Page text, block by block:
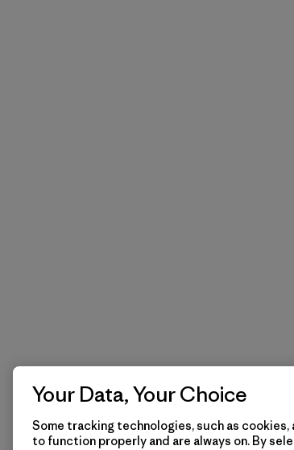
Your Data, Your Choice
Some tracking technologies, such as
to function properly and are always on. By